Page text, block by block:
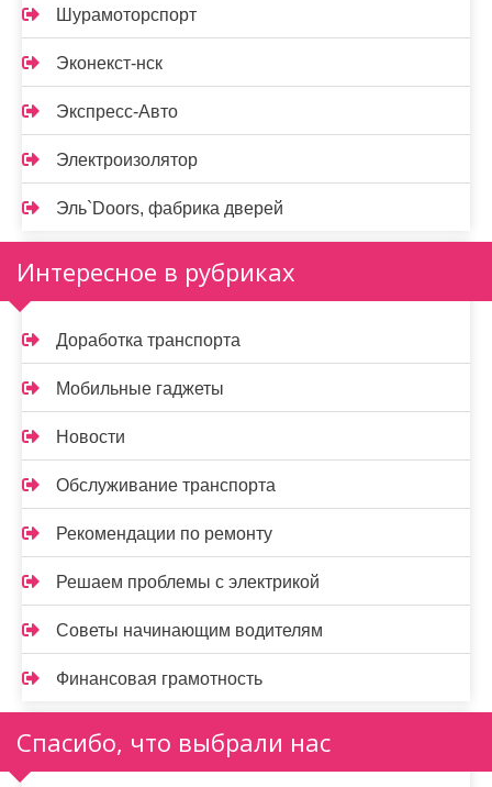
Шурамоторспорт
Эконекст-нск
Экспресс-Авто
Электроизолятор
Эль`Doors, фабрика дверей
Интересное в рубриках
Доработка транспорта
Мобильные гаджеты
Новости
Обслуживание транспорта
Рекомендации по ремонту
Решаем проблемы с электрикой
Советы начинающим водителям
Финансовая грамотность
Спасибо, что выбрали нас